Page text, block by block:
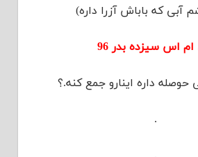
آبی که باباش آزرا داره)
اس سیزده بدر 96
حوصله داره اینارو جمع کنه.؟
.